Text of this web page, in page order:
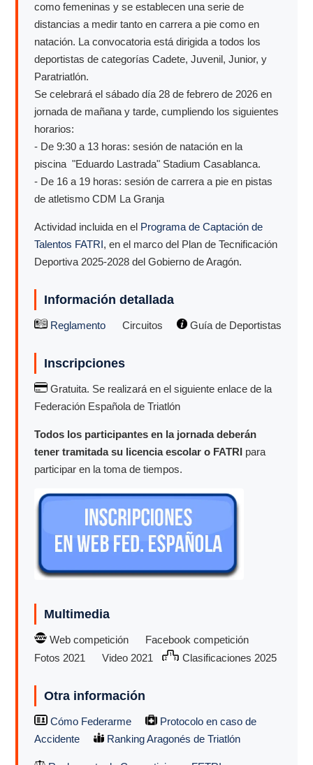
como femeninas y se establecen una serie de
distancias a medir tanto en carrera a pie como en
natación. La convocatoria está dirigida a todos los
deportistas de categorías Cadete, Juvenil, Junior, y
Paratriatlón.
Se celebrará el sábado día 28 de febrero de 2026 en
jornada de mañana y tarde, cumpliendo los siguientes
horarios:
- De 9:30 a 13 horas: sesión de natación en la
piscina "Eduardo Lastrada" Stadium Casablanca.
- De 16 a 19 horas: sesión de carrera a pie en pistas
de atletismo CDM La Granja
Actividad incluida en el Programa de Captación de
Talentos FATRI, en el marco del Plan de Tecnificación
Deportiva 2025-2028 del Gobierno de Aragón.
Información detallada
Reglamento Circuitos Guía de Deportistas
Inscripciones
Gratuita. Se realizará en el siguiente enlace de la
Federación Española de Triatlón
Todos los participantes en la jornada deberán
tener tramitada su licencia escolar o FATRIpara
participar en la toma de tiempos.
Multimedia
Web competición
Facebook competición
Fotos 2021
Video 2021 Clasificaciones 2025
Otra información
Cómo Federarme
Protocolo en caso de
Accidente
Ranking Aragonés de Triatlón